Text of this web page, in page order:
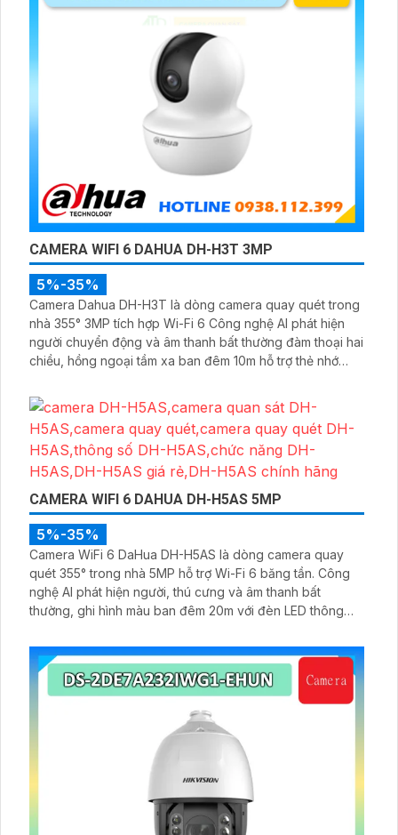
CAMERA WIFI 6 DAHUA DH-H3T 3MP
5%-35%
Camera Dahua DH-H3T là dòng camera quay quét trong
nhà 355° 3MP tích hợp Wi-Fi 6 Công nghệ AI phát hiện
người chuyển động và âm thanh bất thường đàm thoại hai
chiều, hồng ngoại tầm xa ban đêm 10m hỗ trợ thẻ nhớ
DMSS
CAMERA WIFI 6 DAHUA DH-H5AS 5MP
5%-35%
Camera WiFi 6 DaHua DH-H5AS là dòng camera quay
quét 355° trong nhà 5MP hỗ trợ Wi-Fi 6 băng tần. Công
nghệ AI phát hiện người, thú cưng và âm thanh bất
thường, ghi hình màu ban đêm 20m với đèn LED thông
dụng DMSS,